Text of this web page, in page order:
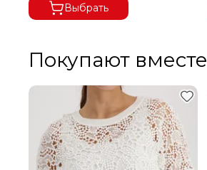
Выбрать
Покупают вместе